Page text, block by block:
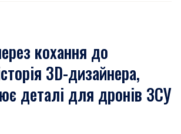
кохання до
3D-дизайнера,
деталі для дронів ЗСУ